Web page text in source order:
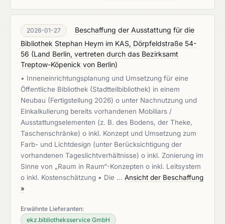
2026-01-27
Beschaffung der Ausstattung für die
Bibliothek Stephan Heym im KAS, Dörpfeldstraße 54-
56 (Land Berlin, vertreten durch das Bezirksamt
Treptow-Köpenick von Berlin)
• Inneneinrichtungsplanung und Umsetzung für eine
Öffentliche Bibliothek (Stadtteilbibliothek) in einem
Neubau (Fertigstellung 2026) o unter Nachnutzung und
Einkalkulierung bereits vorhandenen Mobiliars /
Ausstattungselementen (z. B. des Bodens, der Theke,
Taschenschränke) o inkl. Konzept und Umsetzung zum
Farb- und Lichtdesign (unter Berücksichtigung der
vorhandenen Tageslichtverhältnisse) o inkl. Zonierung im
Sinne von „Raum in Raum“-Konzepten o inkl. Leitsystem
o inkl. Kostenschätzung • Die … Ansicht der Beschaffung
»
Erwähnte Lieferanten:
ekz.bibliotheksservice GmbH